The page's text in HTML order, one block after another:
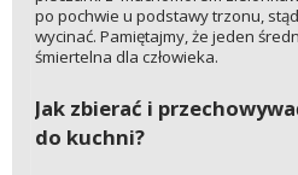
po pochwie u podstawy trzonu,
wycinać. Pamiętajmy, że jeden
śmiertelna dla człowieka.
Jak zbierać i
do kuchni?